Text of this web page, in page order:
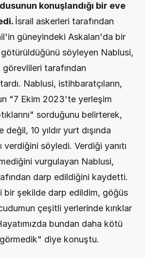
konuşlandığı bir eve
İsrail askerleri tarafından
güneyindeki Askalan'da bir
söyleyen Nablusi,
tarafından
Nablusi, istihbaratçıların,
"7 Ekim 2023'te yerleşim
sorduğunu belirterek,
10 yıldır yurt dışında
verdiğini söyledi. Verdiği yanıtı
vurgulayan Nablusi,
darp edildiğini kaydetti.
bir şekilde darp edildim, göğüs
çeşitli yerlerinde kırıklar
bundan daha kötü
diye konuştu.